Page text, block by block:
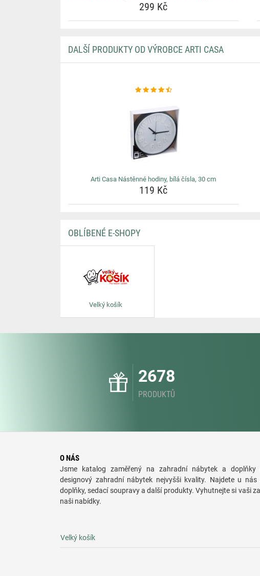
299 Kč
DALŠÍ PRODUKTY OD VÝROBCE ARTI CASA
Arti Casa Nástěnné hodiny, bílá čísla, 30 cm
119 Kč
OBLÍBENÉ E-SHOPY
Velký košík
2678
PRODUKTŮ
O NÁS
Jsme katalog zaměřený na zahradní nábytek a doplňky
designový zahradní nábytek nejvyšši kvality. Najdete u nás
doplňky, sedací soupravy a další produkty. Vyhutnejte si vaši
naši nabídky.
Velký košík